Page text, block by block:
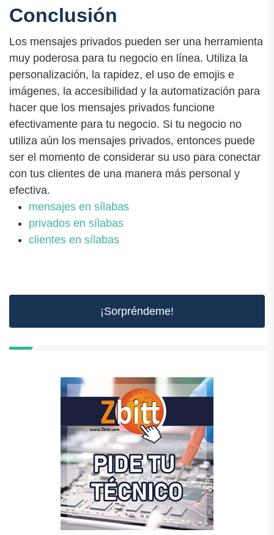
Conclusión
Los mensajes privados pueden ser una herramienta
muy poderosa para tu negocio en línea. Utiliza la
personalización, la rapidez, el uso de emojis e
imágenes, la accesibilidad y la automatización para
hacer que los mensajes privados funcione
efectivamente para tu negocio. Si tu negocio no
utiliza aún los mensajes privados, entonces puede
ser el momento de considerar su uso para conectar
con tus clientes de una manera más personal y
efectiva.
mensajes en sílabas
privados en sílabas
clientes en sílabas
¡Sorpréndeme!